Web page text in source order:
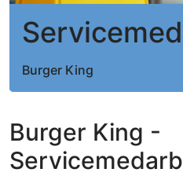
Burger King
Burger King -